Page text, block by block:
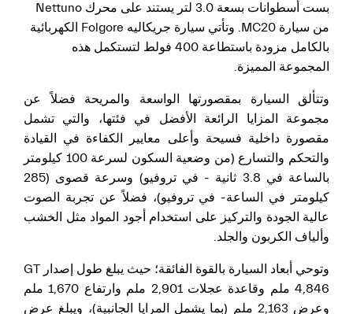
بست أسطوانات بسعة 3.0 لتر يستند على محرك Nettuno
من سيارة MC20. وتأتي سيارة جريكاليه Folgore الكهربائية
بالكامل مزودة باستطاعة 400 فولط لتستكمل هذه
المجموعة المميزة.
وتتألق السيارة بمقصورتها الواسعة والمريحة فضلاً عن
مجموعة المزايا الرائعة الأفضل في فئتها، والتي تشمل
مقصورة داخلية فسيحة وأعلى معايير الكفاءة في القيادة
والتحكم والتسارع (من وضعية السكون لسرعة 100 كيلومتر
بالساعة في 3.8 ثانية - في تروفيو) وسرعة قصوى (285
كيلومتر في الساعة- في تروفيو)، فضلاً عن تجربة الصوت
عالية الجودة والتركيز على استخدام أجود المواد مثل الخشب
وألياف الكربون والجلد.
وتوحي أبعاد السيارة بالقوة الفائقة؛ حيث يبلغ طول إصدار GT
4,846 ملم وقاعدة عجلات 2,901 ملم وارتفاع 1,670 ملم
وعرض 2,163 ملم (بما يشمل المرايا الجانبية)، ويبلغ عرض